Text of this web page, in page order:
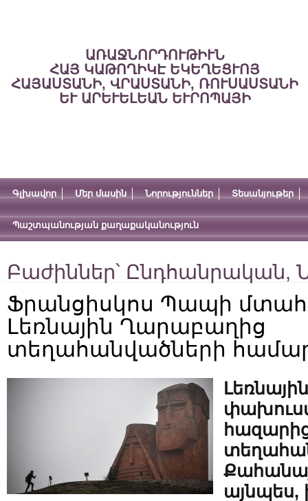
ԱՌԱՋՆՈՐԴՈՒԹԻՒՆ
ՀԱՅ ԿԱԹՈՂԻԿԷ ԵԿԵՂԵՑՒՈՅ
ՀԱՅԱՍՏԱՆԻ, ՎՐԱՍՏԱՆԻ, ՌՈՒՍԱՍՏԱՆԻ
ԵՒ ԱՐԵՒԵԼԵԱՆ ԵՒՐՈՊԱՅԻ
Գլխավոր Մեր մասին Նորություններ Տեսանյութեր
Պաշտպանության քաղաքականություն
Բաժիններ՝ Ընդհանրական,
Ֆրանցիսկոս Պապի
Լեռնային Ղարաբաղից
տեղահանվածների
այնպես,